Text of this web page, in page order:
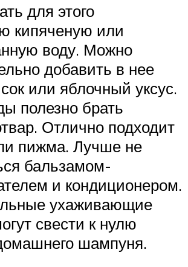
для этого
кипяченую или
воду. Можно
добавить в нее
или яблочный уксус.
полезно брать
Отлично подходит
пижма. Лучше не
бальзамом-
и кондиционером.
ухаживающие
свести к нулю
шампуня.